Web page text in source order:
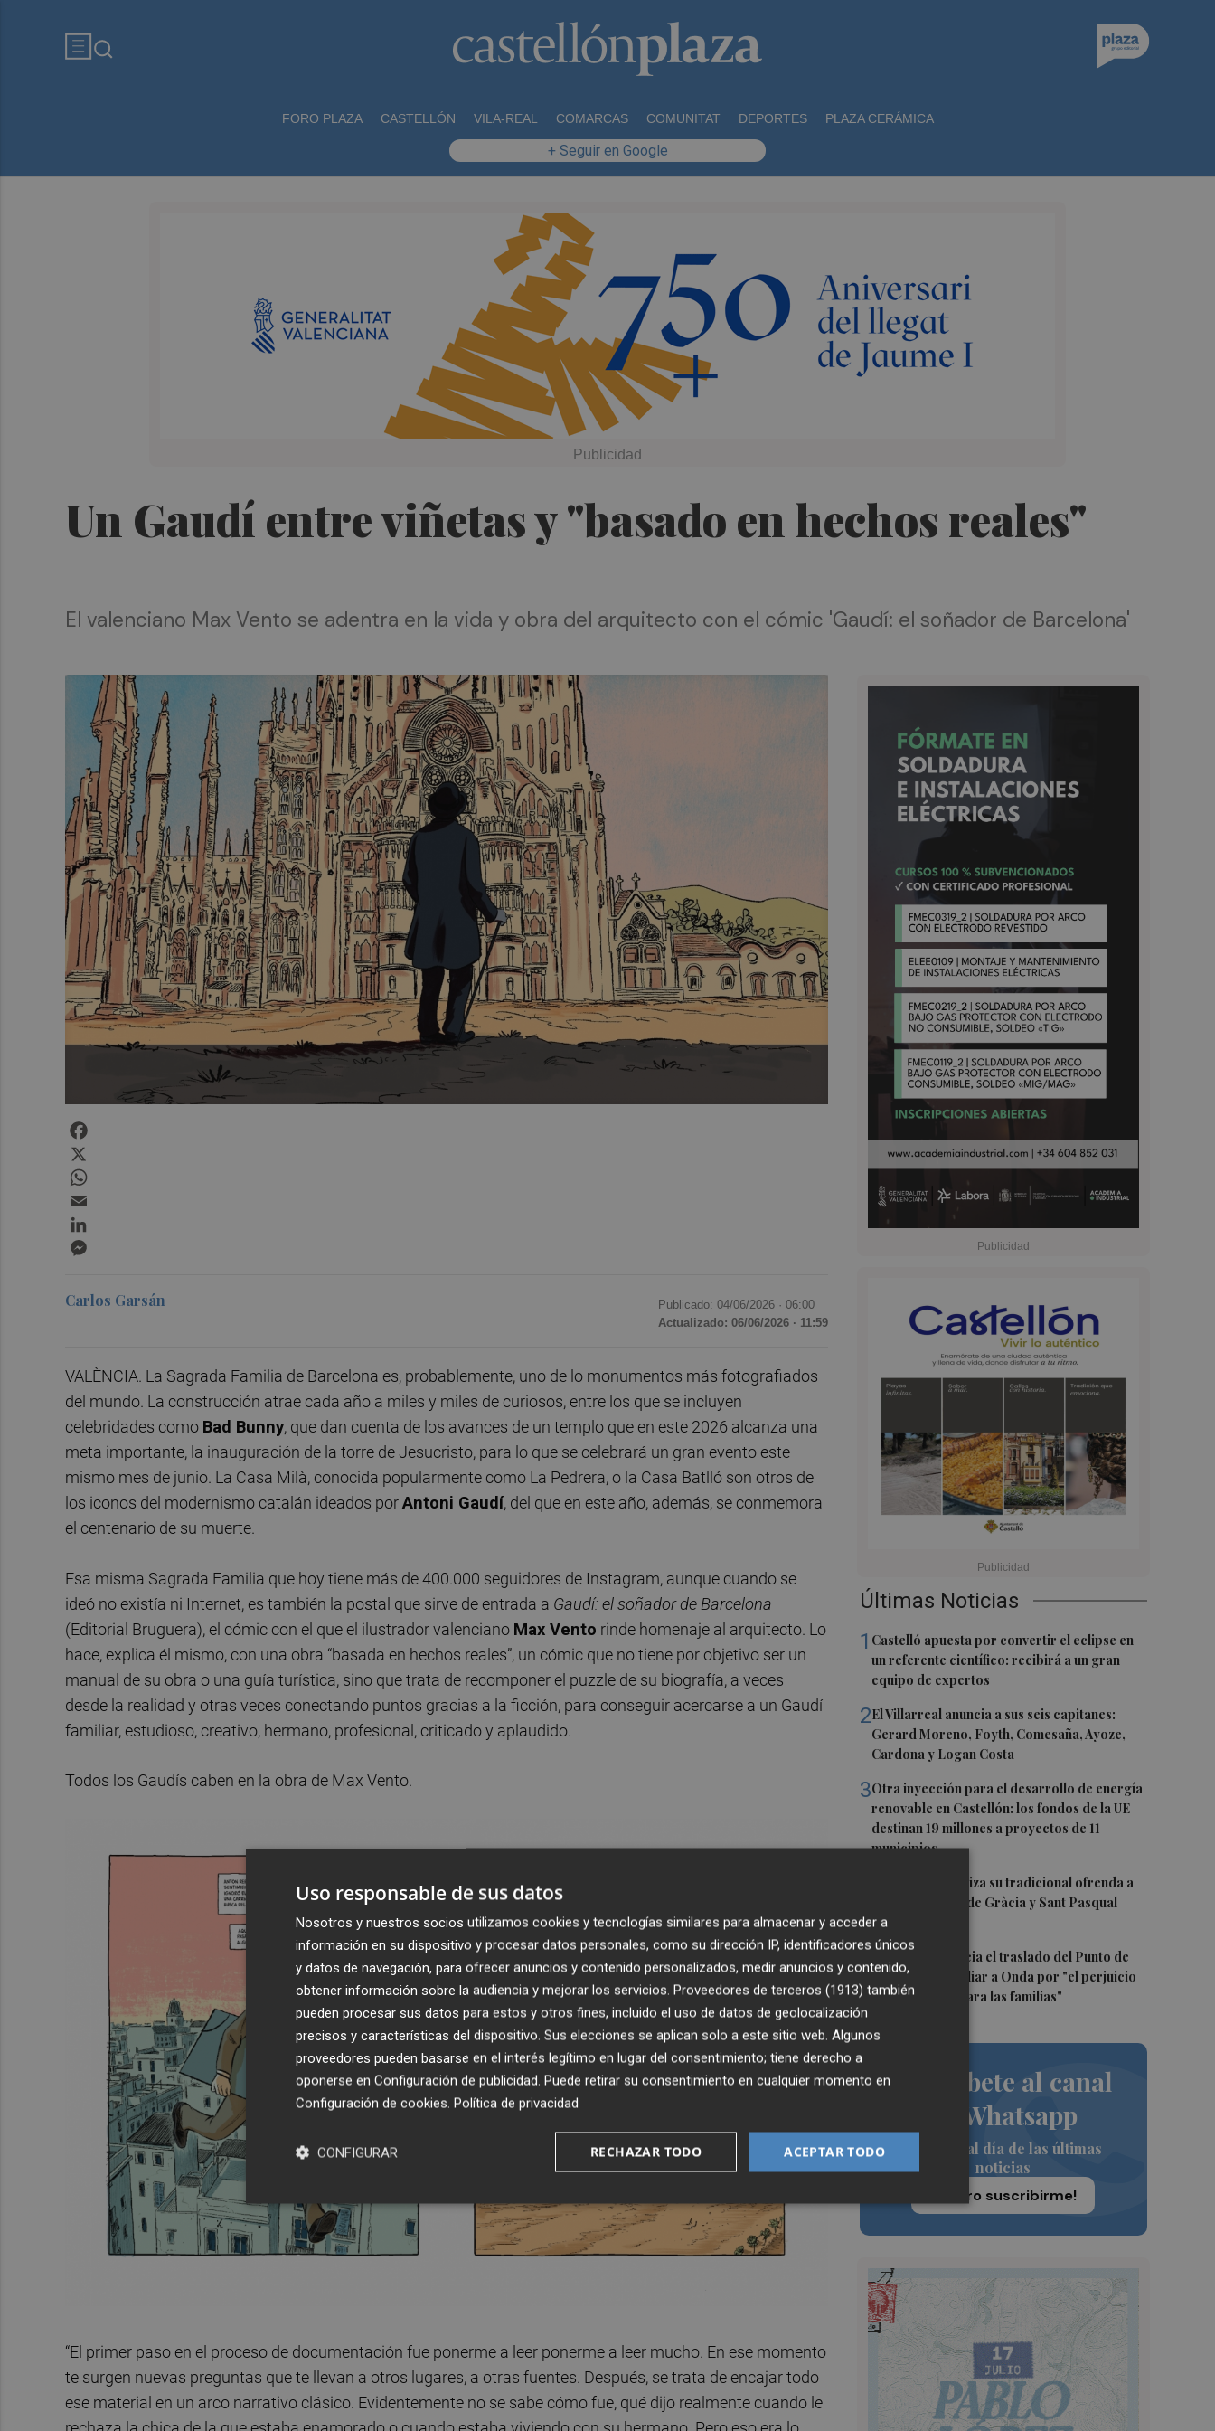
FORO PLAZA CASTELLÓN VILA-REAL COMARCAS COMUNITAT DEPORTES PLAZA CERÁMICA
+ Seguir en Google
Un Gaudí entre viñetas y "basado en hechos reales"
El valenciano Max Vento se adentra en la vida y obra del arquitecto con el cómic 'Gaudí: el soñador de Barcelona'
Últimas Noticias
1 Castelló apuesta por convertir el eclipse en
un referente científico: recibirá a un gran
equipo de expertos
2El Villarreal anuncia a sus seis capitanes:
Gerard Moreno, Foyth, Comesaña, Ayoze,
Cardona y Logan Costa
3Otra inyección para el desarrollo de energía
renovable en Castellón: los fondos de la UE
destinan 19 millones a proyectos de 11
municipios
El Villarreal realiza su tradicional ofrenda a
la Mare de Déu de Gràcia y Sant Pasqual
Baylón
5 Vila-real denuncia el traslado del Punto de
Encuentro Familiar a Onda por "el perjuicio
que supondrá para las familias"
Suscríbete al canal
de Whatsapp
Siempre al día de las últimas
noticias
¡Quiero suscribirme!
Carlos Garsán Publicado: 04/06/2026 · 06:00
Actualizado: 06/06/2026 · 11:59
VALÈNCIA. La Sagrada Familia de Barcelona es, probablemente, uno de lo monumentos más fotografiados
del mundo. La construcción atrae cada año a miles y miles de curiosos, entre los que se incluyen
celebridades como Bad Bunny, que dan cuenta de los avances de un templo que en este 2026 alcanza una
meta importante, la inauguración de la torre de Jesucristo, para lo que se celebrará un gran evento este
mismo mes de junio. La Casa Milà, conocida popularmente como La Pedrera, o la Casa Batlló son otros de
los iconos del modernismo catalán ideados porAntoni Gaudí, del que en este año, además, se conmemora
el centenario de su muerte.
Esa misma Sagrada Familia que hoy tiene más de 400.000 seguidores de Instagram, aunque cuando se
ideó no existía ni Internet, es también la postal que sirve de entrada a Gaudí: el soñador de Barcelona
(Editorial Bruguera), el cómic con el que el ilustrador valenciano Max Vento rinde homenaje al arquitecto. Lo
hace, explica él mismo, con una obra “basada en hechos reales”, un cómic que no tiene por objetivo ser un
manual de su obra o una guía turística, sino que trata de recomponer el puzzle de su biografía, a veces
desde la realidad y otras veces conectando puntos gracias a la ficción, para conseguir acercarse a un Gaudí
familiar, estudioso, creativo, hermano, profesional, criticado y aplaudido.
Todos los Gaudís caben en la obra de Max Vento.
“El primer paso en el proceso de documentación fue ponerme a leer ponerme a leer mucho. En ese momento
te surgen nuevas preguntas que te llevan a otros lugares, a otras fuentes. Después, se trata de encajar todo
ese material en un arco narrativo clásico. Evidentemente no se sabe cómo fue, qué dijo realmente cuando le
Uso responsable de sus datos
Nosotros y nuestros socios utilizamos cookies y tecnologías similares para almacenar y acceder a
información en su dispositivo y procesar datos personales, como su dirección IP, identificadores únicos
y datos de navegación, para ofrecer anuncios y contenido personalizados, medir anuncios y contenido,
obtener información sobre la audiencia y mejorar los servicios. Proveedores de terceros (1913) también
pueden procesar sus datos para estos y otros fines, incluido el uso de datos de geolocalización
precisos y características del dispositivo. Sus elecciones se aplican solo a este sitio web. Algunos
proveedores pueden basarse en el interés legítimo en lugar del consentimiento; tiene derecho a
oponerse en Configuración de publicidad. Puede retirar su consentimiento en cualquier momento en
Configuración de cookies. Política de privacidad
ACEPTAR TODO
RECHAZAR TODO
CONFIGURAR